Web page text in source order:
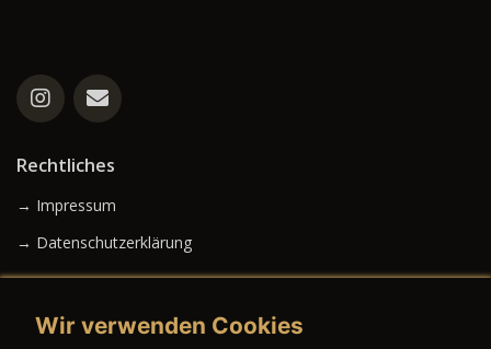
Rechtliches
→ Impressum
→ Datenschutzerklärung
Wir verwenden Cookies